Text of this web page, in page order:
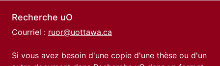
Recherche uO
Courriel : ruor@uottawa.ca
Si vous avez besoin d'une copie d'une thèse ou d'un